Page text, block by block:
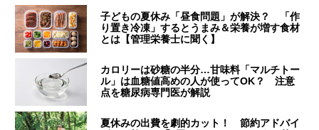
子どもの夏休み「昼食問題」が解決？ 「作
り置き冷凍」するとうまみ＆栄養が増す食材
とは【管理栄養士に聞く】
カロリーは砂糖の半分…甘味料「マルチトー
ル」は血糖値高めの人が使ってOK？ 注意
点を糖尿病専門医が解説
夏休みの出費を劇的カット！ 節約アドバイ